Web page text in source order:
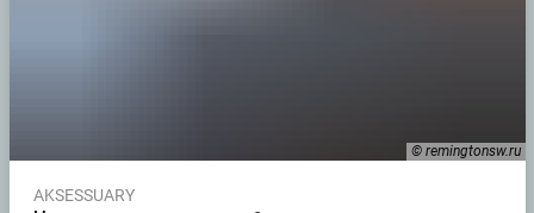
© remingtonsw.ru
AKSESSUARY